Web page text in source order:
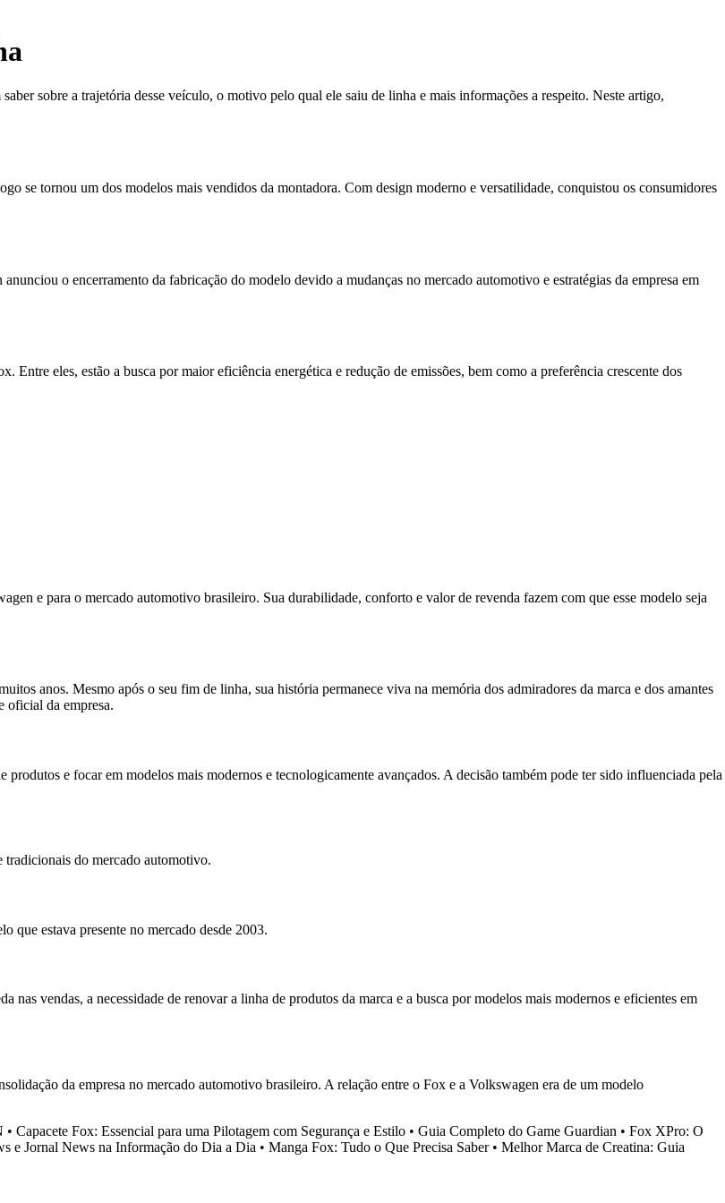
sobre a trajetória desse veículo, o motivo pelo qual ele saiu de linha e mais informações a respeito. Neste artigo,
se tornou um dos modelos mais vendidos da montadora. Com design moderno e versatilidade, conquistou os consumidores
o encerramento da fabricação do modelo devido a mudanças no mercado automotivo e estratégias da empresa em
eles, estão a busca por maior eficiência energética e redução de emissões, bem como a preferência crescente dos
e para o mercado automotivo brasileiro. Sua durabilidade, conforto e valor de revenda fazem com que esse modelo seja
anos. Mesmo após o seu fim de linha, sua história permanece viva na memória dos admiradores da marca e dos amantes
oficial da empresa.
e focar em modelos mais modernos e tecnologicamente avançados. A decisão também pode ter sido influenciada pela
tradicionais do mercado automotivo.
que estava presente no mercado desde 2003.
vendas, a necessidade de renovar a linha de produtos da marca e a busca por modelos mais modernos e eficientes em
da empresa no mercado automotivo brasileiro. A relação entre o Fox e a Volkswagen era de um modelo
• Capacete Fox: Essencial para uma Pilotagem com Segurança e Estilo • Guia Completo do Game Guardian • Fox XPro: O
e Jornal News na Informação do Dia a Dia • Manga Fox: Tudo o Que Precisa Saber• Melhor Marca de Creatina: Guia